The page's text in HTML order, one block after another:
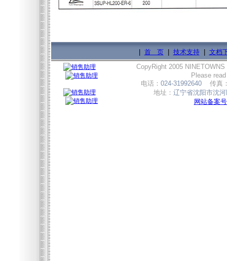
首 页| 技术支持| 文档
CopyRight 2005 NINETOWNS
Please
电话： 024-31992640 传真
地址： 辽宁省沈阳市沈
网站备案